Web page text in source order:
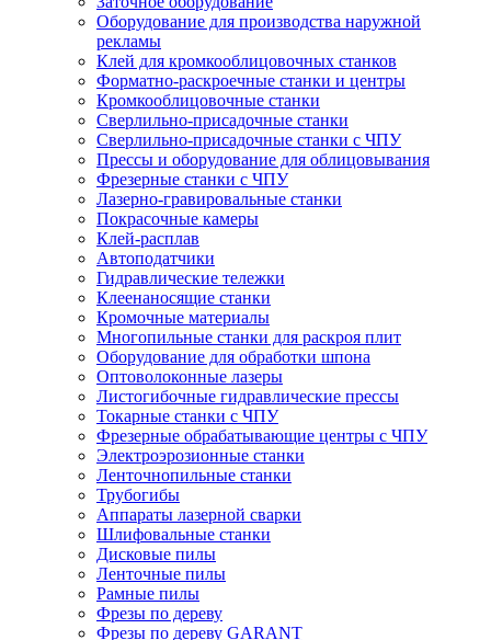
Оборудование для производства наружной
рекламы
Клей для кромкооблицовочных станков
Форматно-раскроечные станки и центры
Кромкооблицовочные станки
Сверлильно-присадочные станки
Сверлильно-присадочные станки с ЧПУ
Прессы и оборудование для облицовывания
Фрезерные станки с ЧПУ
Лазерно-гравировальные станки
Покрасочные камеры
Клей-расплав
Автоподатчики
Гидравлические тележки
Клеенаносящие станки
Кромочные материалы
Многопильные станки для раскроя плит
Оборудование для обработки шпона
Оптоволоконные лазеры
Листогибочные гидравлические прессы
Токарные станки с ЧПУ
Фрезерные обрабатывающие центры с ЧПУ
Электроэрозионные станки
Ленточнопильные станки
Трубогибы
Аппараты лазерной сварки
Шлифовальные станки
Дисковые пилы
Ленточные пилы
Рамные пилы
Фрезы по дереву
Фрезы по дереву GARANT